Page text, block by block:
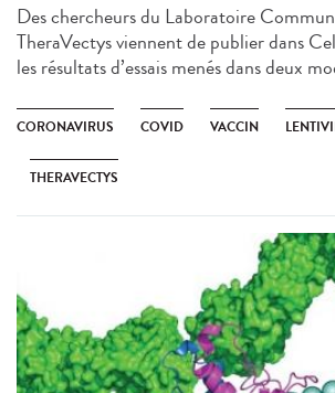
Des chercheurs du Laboratoire
TheraVectys viennent de publier dans
les résultats d’essais menés dans deux
CORONAVIRUS COVID VACCIN
THERAVECTYS